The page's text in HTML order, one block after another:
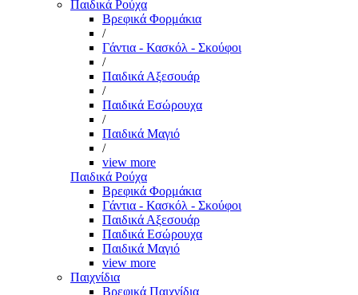
Παιδικά Ρούχα
Βρεφικά Φορμάκια
/
Γάντια - Κασκόλ - Σκούφοι
/
Παιδικά Αξεσουάρ
/
Παιδικά Εσώρουχα
/
Παιδικά Μαγιό
/
view more
Παιδικά Ρούχα
Βρεφικά Φορμάκια
Γάντια - Κασκόλ - Σκούφοι
Παιδικά Αξεσουάρ
Παιδικά Εσώρουχα
Παιδικά Μαγιό
view more
Παιχνίδια
Βρεφικά Παιχνίδια